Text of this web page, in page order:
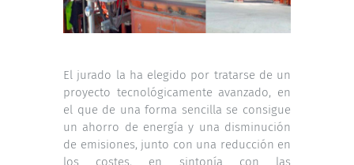
El jurado la ha elegido por tratarse de un
proyecto tecnológicamente avanzado, en
el que de una forma sencilla se consigue
un ahorro de energía y una disminución
de emisiones, junto con una reducción en
los costes, en sintonía con las